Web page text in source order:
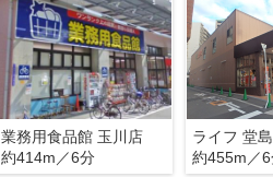
業務用食品館 玉川店
約414m／6分
ライフ 堂
約455m／